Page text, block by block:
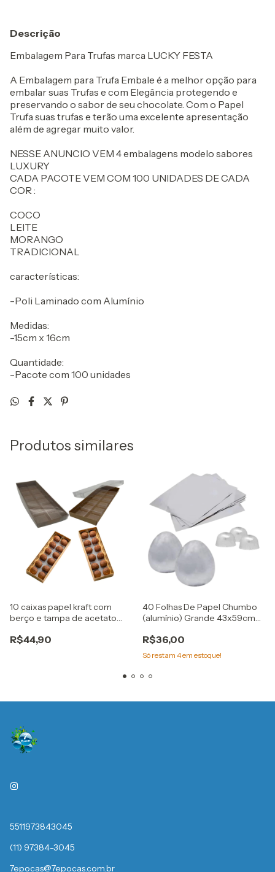
Descrição
Embalagem Para Trufas marca LUCKY FESTA
A Embalagem para Trufa Embale é a melhor opção para
embalar suas Trufas e com Elegância protegendo e
preservando o sabor de seu chocolate. Com o Papel
Trufa suas trufas e terão uma excelente apresentação
além de agregar muito valor.
NESSE ANUNCIO VEM 4 embalagens modelo sabores
LUXURY
CADA PACOTE VEM COM 100 UNIDADES DE CADA
COR :
COCO
LEITE
MORANGO
TRADICIONAL
características:
-Poli Laminado com Alumínio
Medidas:
-15cm x 16cm
Quantidade:
-Pacote com 100 unidades
Produtos similares
10 caixas papel kraft com
berço e tampa de acetato
R$44,90
40 Folhas De Papel Chumbo
(alumínio) Grande 43x59cm
R$36,00
Só restam 4em estoque!
5511973843045
(11) 97384-3045
7epocas@7epocas.com.br